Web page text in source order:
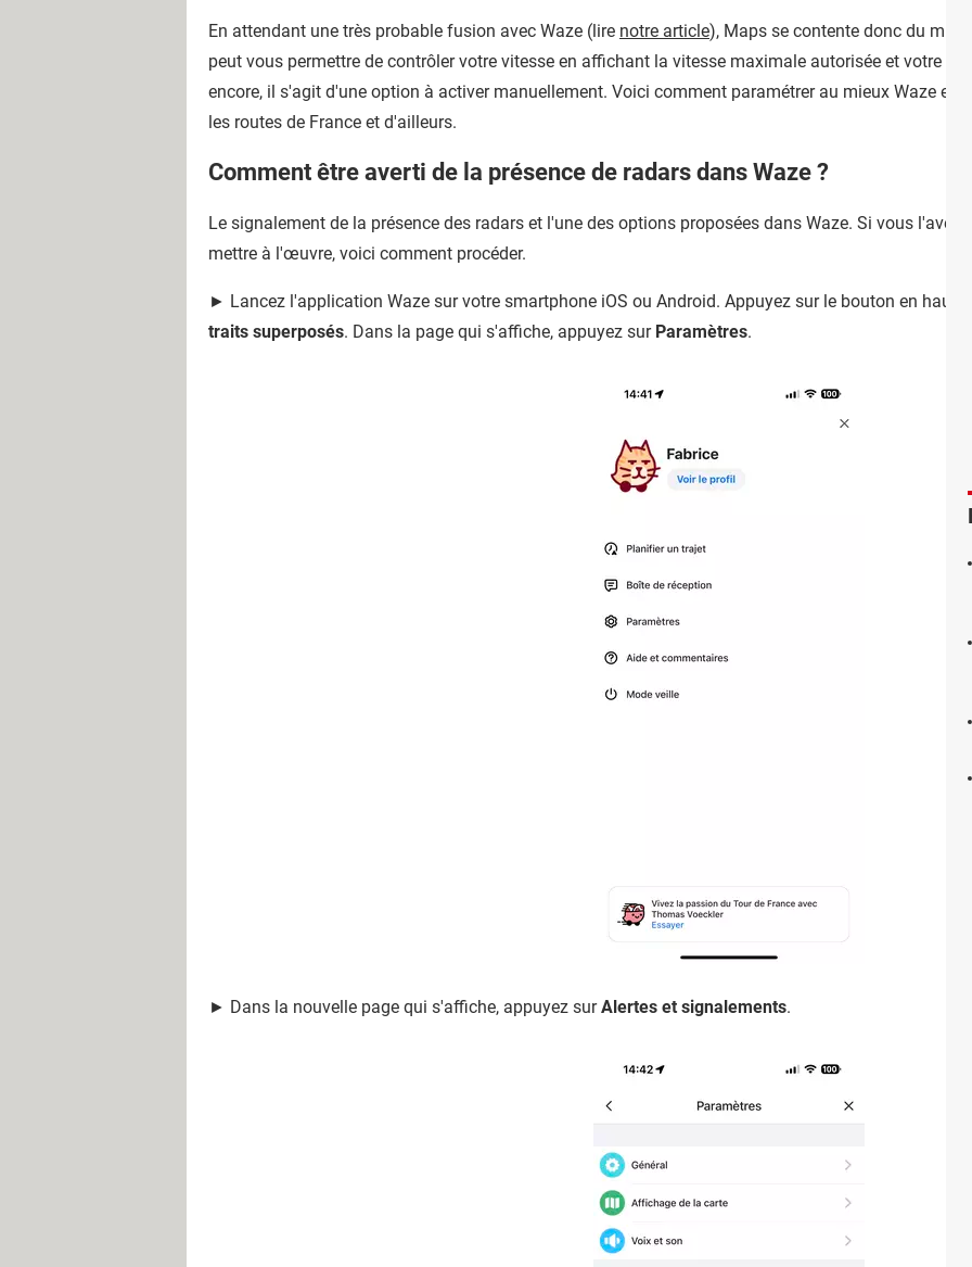
En attendant une très probable fusion avec Waze (lire notre article), Maps se contente donc du
peut vous permettre de contrôler votre vitesse en affichant la vitesse maximale autorisée et votre
encore, il s'agit d'une option à activer manuellement. Voici comment paramétrer au mieux Waze et
les routes de France et d'ailleurs.
Comment être averti de la présence de radars dans Waze ?
Le signalement de la présence des radars et l'une des options proposées dans Waze. Si vous l'avez
mettre à l'œuvre, voici comment procéder.
► Lancez l'application Waze sur votre smartphone iOS ou Android. Appuyez sur le bouton en haut,
traits superposés. Dans la page qui s'affiche, appuyez sur Paramètres.
► Dans la nouvelle page qui s'affiche, appuyez surAlertes et signalements.